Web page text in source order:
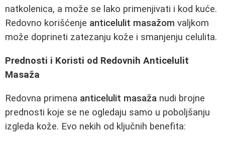
natkolenica, a može se lako primenjivati i kod kuće.
Redovno korišćenje anticelulit masažom valjkom
može doprineti zatezanju kože i smanjenju celulita.
Prednosti i Koristi od Redovnih Anticelulit
Masaža
Redovna primena anticelulit masaža nudi brojne
prednosti koje se ne ogledaju samo u poboljšanju
izgleda kože. Evo nekih od ključnih benefita: